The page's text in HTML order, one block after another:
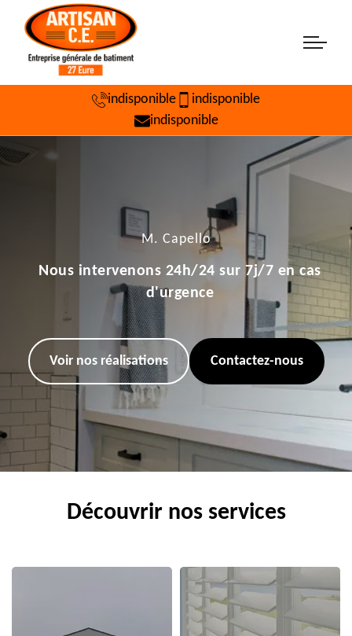
indisponible
indisponible
indisponible
M. Capello
Nous intervenons 24h/24 sur 7j/7 en cas
d'urgence
Voir nos réalisations Contactez-nous
Découvrir nos services